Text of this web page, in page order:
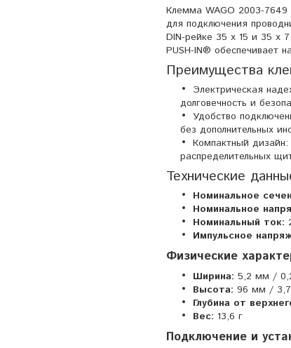
Клемма WAGO 2003-
для подключения
DIN-рейке 35 x 15 и 35 x
PUSH-IN® обеспечивает
Преимущества
Электрическая
долговечность и
Удобство
без дополнительных
Компактный
распределительных
Технические
Номинальное
Номинальное
Номинальный ток:
Импульсное
Физические
Ширина: 5,2 мм /
Высота: 96 мм /
Глубина от
Вес: 13,6 г
Подключение и